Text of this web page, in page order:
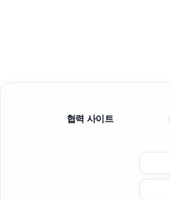
협력 사이트